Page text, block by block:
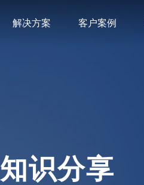
解决方案 客户案例
知识分享